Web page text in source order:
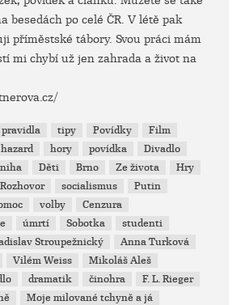
besedách po celé ČR. V létě pak
příměstské tábory. Svou práci mám
mi chybí už jen zahrada a život na
pravidla tipy Povídky
Film
hazard hory povídka
Divadlo
Děti Brno Ze života
Hry
Rozhovor socialismus
Putin
volby
Cenzura
úmrtí Sobotka
studenti
Stroupežnický
Anna Turková
Vilém Weiss
Mikoláš Aleš
dramatik činohra
F. L. Rieger
Moje milované tchyně a já